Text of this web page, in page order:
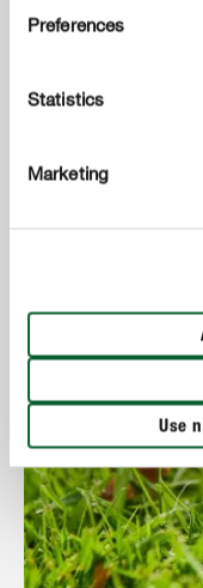
Preferences
Statistics
Marketing
Use